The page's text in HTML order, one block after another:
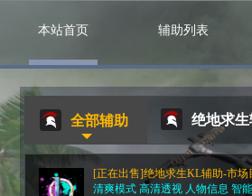
本站首页 辅助列表
全部辅助 绝地求
[正在出售]绝地求生KL辅助-市场
清爽模式 高清透视 人物信息 智